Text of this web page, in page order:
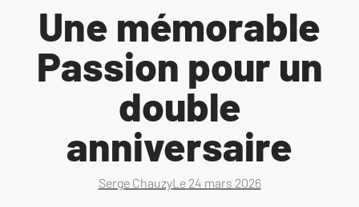
Une mémorable
Passion pour un
double
anniversaire
Serge ChauzyLe 24 mars 2026